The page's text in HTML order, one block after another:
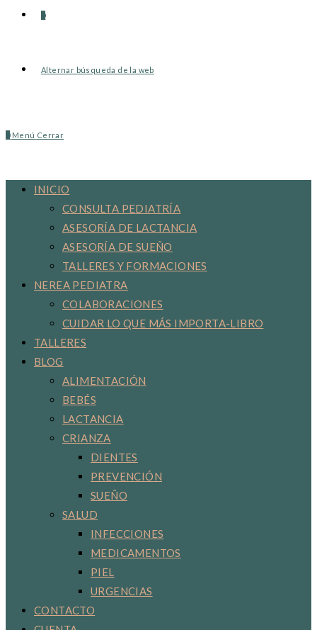
0
Alternar búsqueda de la web
0 Menú Cerrar
INICIO
CONSULTA PEDIATRÍA
ASESORÍA DE LACTANCIA
ASESORÍA DE SUEÑO
TALLERES Y FORMACIONES
NEREA PEDIATRA
COLABORACIONES
CUIDAR LO QUE MÁS IMPORTA-LIBRO
TALLERES
BLOG
ALIMENTACIÓN
BEBÉS
LACTANCIA
CRIANZA
DIENTES
PREVENCIÓN
SUEÑO
SALUD
INFECCIONES
MEDICAMENTOS
PIEL
URGENCIAS
CONTACTO